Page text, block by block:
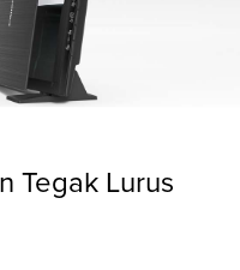
Tegak Lurus